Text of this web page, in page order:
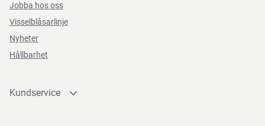
Jobba hos oss
Visselblåsarlinje
Nyheter
Hållbarhet
Kundservice